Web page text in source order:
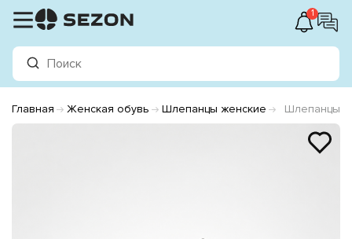
1
Главная Женская обувь Шлепанцы женские Шлепанцы